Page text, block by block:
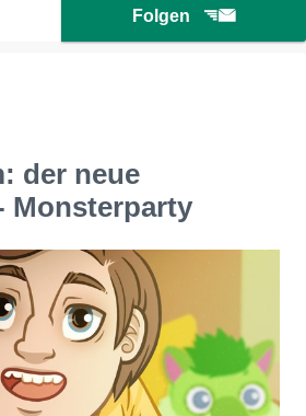
Folgen
der neue
Monsterparty